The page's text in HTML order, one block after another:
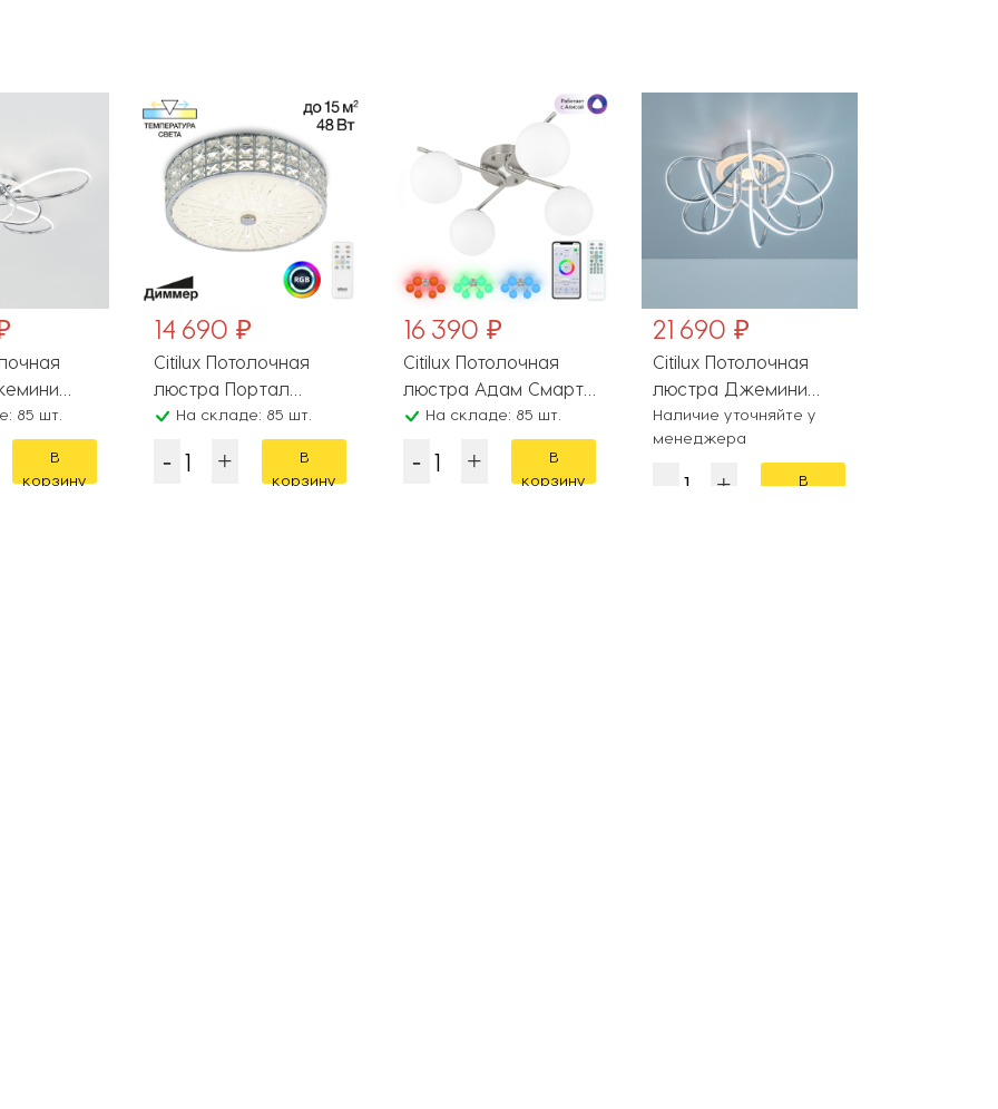
85 шт.
В
корзину
14 690 ₽
Citilux Потолочная
люстра Портал
CL32413G1
На складе: 85 шт.
В
корзину
16 390 ₽
Citilux Потолочная
люстра Адам Смарт
CL228A141
На складе: 85 шт.
В
корзину
21 690 ₽
Citilux Потолочная
люстра Джемини
Смарт CL229A151E
Наличие уточняйте у
менеджера
В